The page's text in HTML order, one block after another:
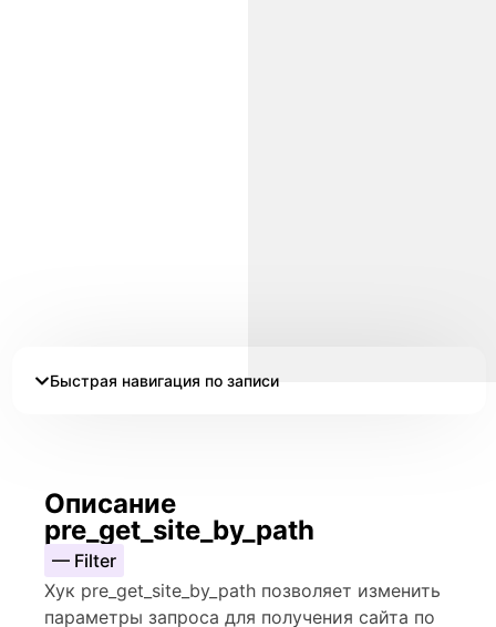
Быстрая навигация по записи
Описание
pre_get_site_by_path
— Filter
Хук pre_get_site_by_path позволяет изменить
параметры запроса для получения сайта по